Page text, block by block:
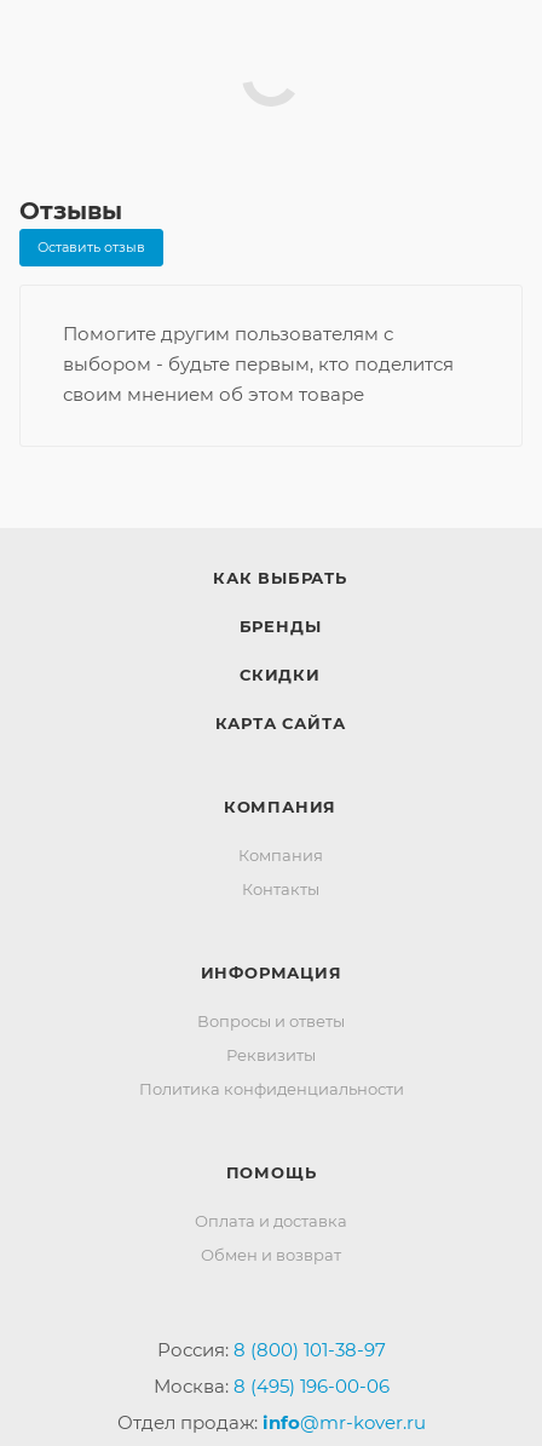
Отзывы
Оставить отзыв
Помогите другим пользователям с
выбором - будьте первым, кто поделится
своим мнением об этом товаре
КАК ВЫБРАТЬ
БРЕНДЫ
СКИДКИ
КАРТА САЙТА
КОМПАНИЯ
Компания
Контакты
ИНФОРМАЦИЯ
Вопросы и ответы
Реквизиты
Политика конфиденциальности
ПОМОЩЬ
Оплата и доставка
Обмен и возврат
Россия: 8 (800) 101-38-97
Москва: 8 (495) 196-00-06
Отдел продаж: info@mr-kover.ru